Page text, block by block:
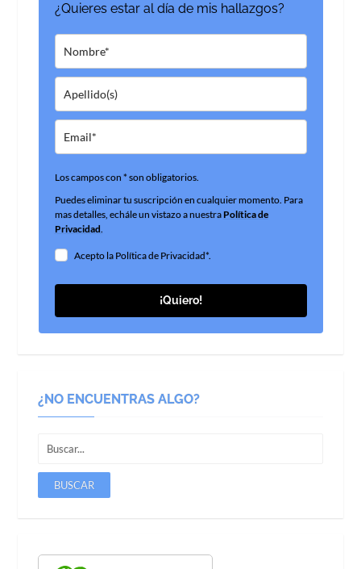
¿Quieres estar al día de mis hallazgos?
Los campos con * son obligatorios.
Puedes eliminar tu suscripción en cualquier momento. Para
mas detalles, echále un vistazo a nuestraPolítica de
Privacidad.
Acepto la Política de Privacidad*.
¡Quiero!
¿NO ENCUENTRAS ALGO?